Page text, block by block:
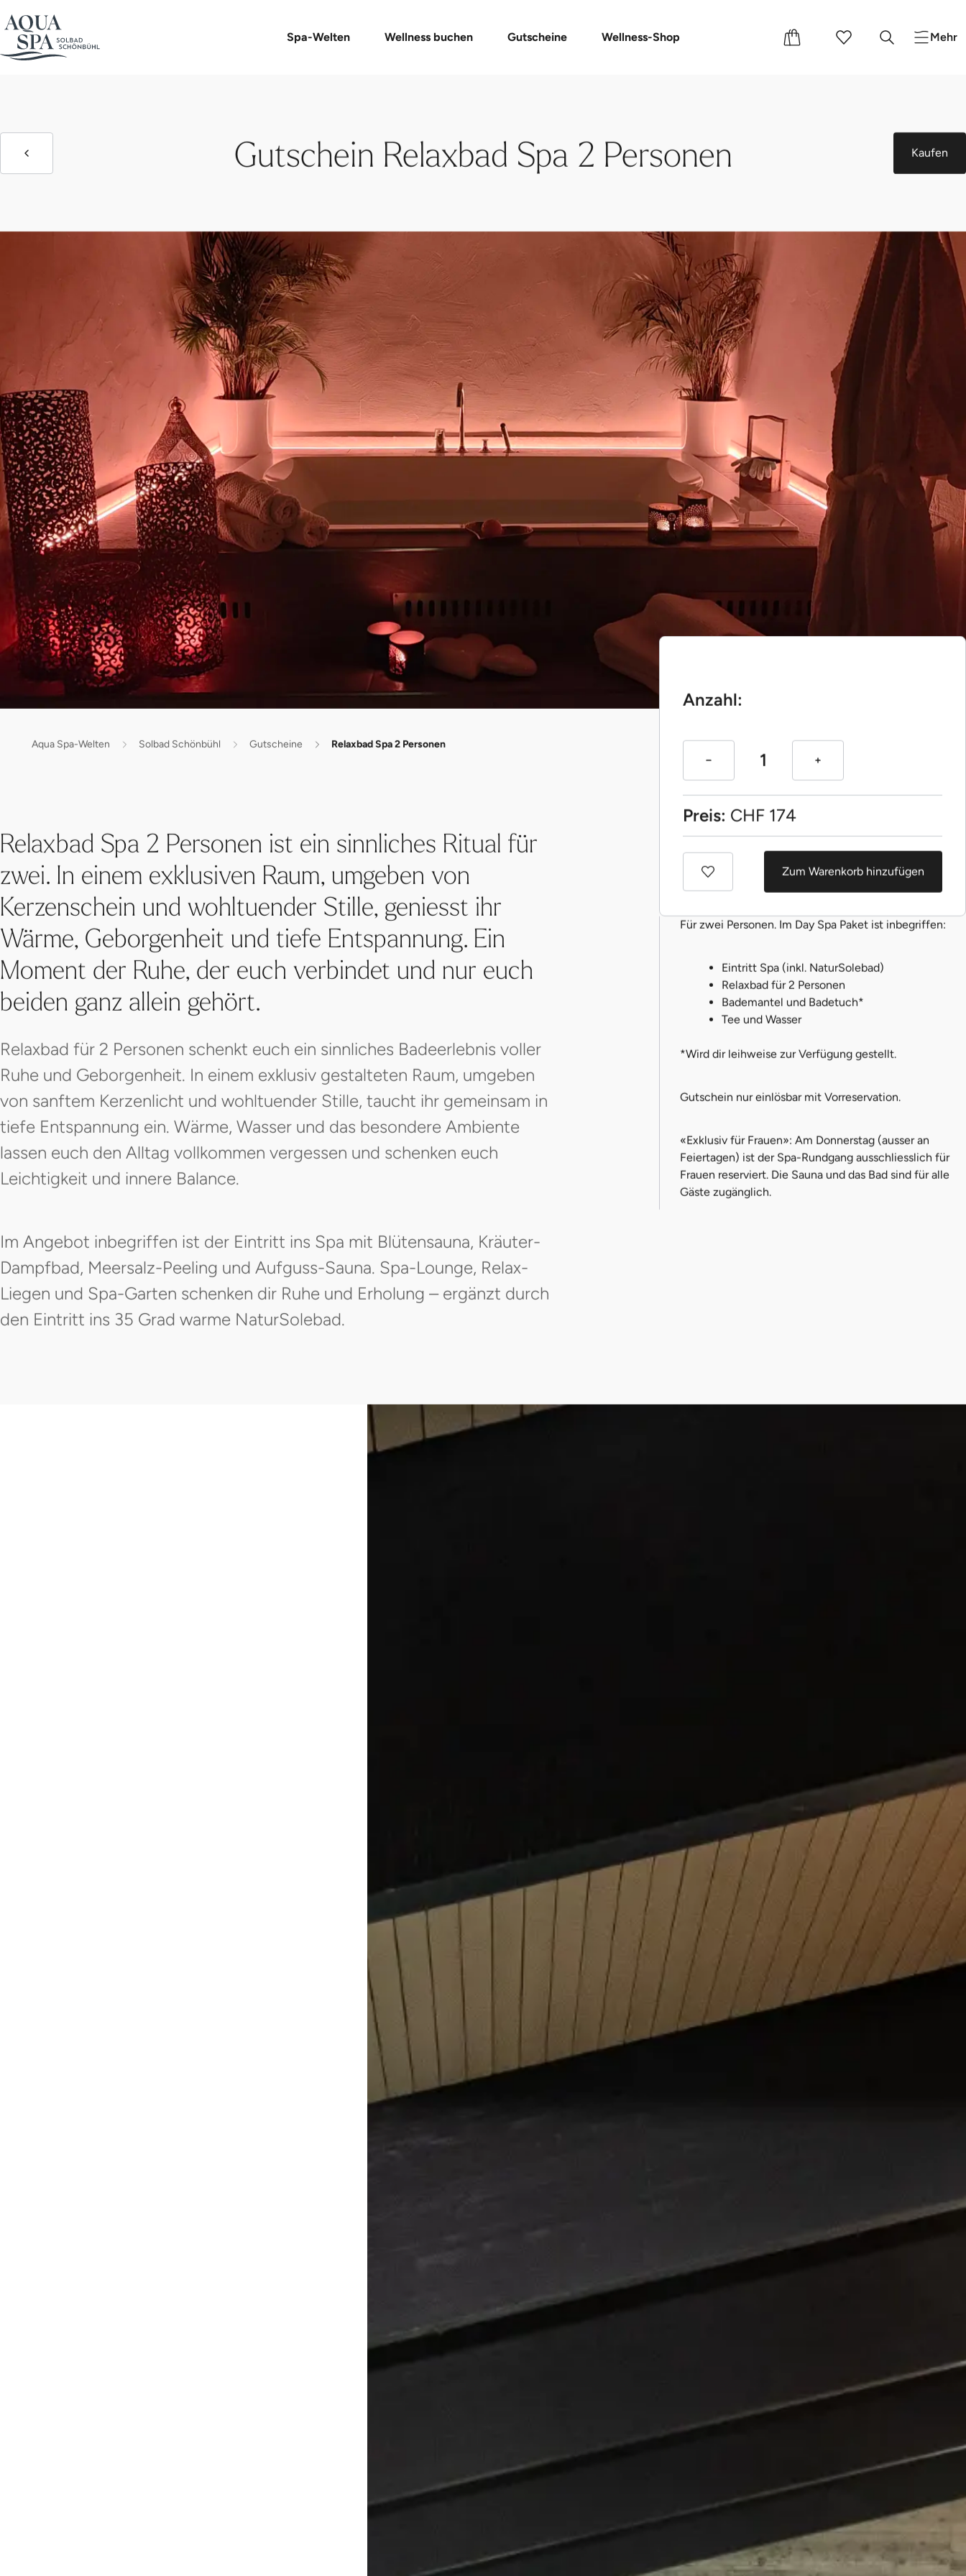
Spa-Welten Wellness buchen
Day Spa Packages Massagen & Anwendungen Events
Gutscheine
Gutschein-Shop Gutschein prüfen FAQ Gutscheine
Wellness-Shop Mehr
Gutschein Relaxbad Spa 2 Personen Kaufen
Aqua Spa-Welten Solbad Schönbühl Gutscheine Relaxbad Spa 2 Personen
Relaxbad Spa 2 Personen ist ein sinnliches Ritual für
zwei. In einem exklusiven Raum, umgeben von
Kerzenschein und wohltuender Stille, geniesst ihr
Wärme, Geborgenheit und tiefe Entspannung. Ein
Moment der Ruhe, der euch verbindet und nur euch
beiden ganz allein gehört.
Relaxbad für 2 Personen schenkt euch ein sinnliches Badeerlebnis voller
Ruhe und Geborgenheit. In einem exklusiv gestalteten Raum, umgeben
von sanftem Kerzenlicht und wohltuender Stille, taucht ihr gemeinsam in
tiefe Entspannung ein. Wärme, Wasser und das besondere Ambiente
lassen euch den Alltag vollkommen vergessen und schenken euch
Leichtigkeit und innere Balance.
Im Angebot inbegriffen ist der Eintritt ins Spa mit Blütensauna, Kräuter-
Dampfbad, Meersalz-Peeling und Aufguss-Sauna. Spa-Lounge, Relax-
Liegen und Spa-Garten schenken dir Ruhe und Erholung – ergänzt durch
den Eintritt ins 35 Grad warme NaturSolebad.
Anzahl:
Preis: CHF 174
Zum Warenkorb hinzufügen
Für zwei Personen. Im Day Spa Paket ist inbegriffen:
Eintritt Spa (inkl. NaturSolebad)
Relaxbad für 2 Personen
Bademantel und Badetuch*
Tee und Wasser
*Wird dir leihweise zur Verfügung gestellt.
Gutschein nur einlösbar mit Vorreservation.
«Exklusiv für Frauen»: Am Donnerstag (ausser an
Feiertagen) ist der Spa-Rundgang ausschliesslich für
Frauen reserviert. Die Sauna und das Bad sind für alle
Gäste zugänglich.